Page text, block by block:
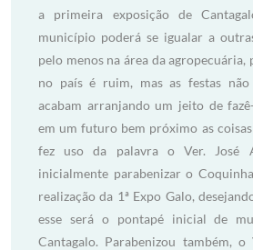
a primeira exposição de
município poderá se igualar a
pelo menos na área da agropecuária,
no país é ruim, mas as festas não
acabam arranjando um jeito de
em um futuro bem próximo as
fez uso da palavra o Ver. José
inicialmente parabenizar o
realização da 1ª Expo Galo,
esse será o pontapé inicial de
Cantagalo. Parabenizou também,